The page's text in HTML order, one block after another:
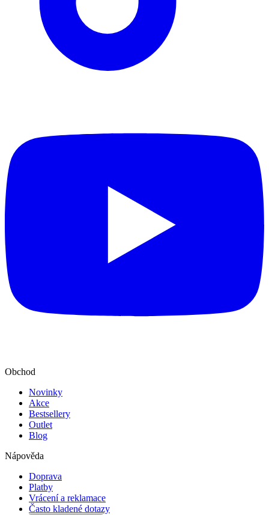
Obchod
Novinky
Akce
Bestsellery
Outlet
Blog
Nápověda
Doprava
Platby
Vrácení a reklamace
Často kladené dotazy